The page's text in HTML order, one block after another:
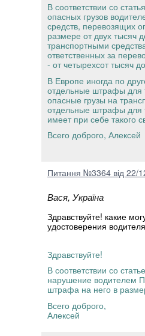
В соответствии со
опасных грузов
средств, перевозящих
размере от двух тысяч
транспортными
ответственных за
- от четырехсот тысяч
В Европе иногда по
отдельные штрафы для
опасные грузы на
отдельные штрафы для
имеет при себе такого
Всего доброго, Алексей
Питання №3364 від 22/
Вася, Україна
Здравствуйте! какие
удостоверения
Здравствуйте!
В соответствии со
нарушение водителем
штрафа на него в
Всего доброго,
Алексей